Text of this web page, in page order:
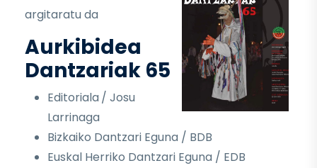
argitaratu da
Aurkibidea
Dantzariak 65
Editoriala / Josu
Larrinaga
Bizkaiko Dantzari Eguna / BDB
Euskal Herriko Dantzari Eguna / EDB